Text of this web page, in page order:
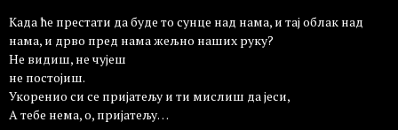
Када ће престати да буде то сунце над нама, и тај облак над
нама, и дрво пред нама жељно наших руку?
Не видиш, не чујеш
не постојиш.
Укоренио си се пријатељу и ти мислиш да јеси,
А тебе нема, о, пријатељу…